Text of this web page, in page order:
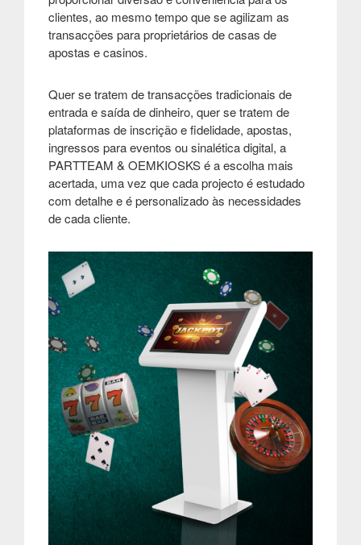
clientes, ao mesmo tempo que se agilizam as
transacções para proprietários de casas de
apostas e casinos.
Quer se tratem de transacções tradicionais de
entrada e saída de dinheiro, quer se tratem de
plataformas de inscrição e fidelidade, apostas,
ingressos para eventos ou sinalética digital, a
PARTTEAM & OEMKIOSKS é a escolha mais
acertada, uma vez que cada projecto é estudado
com detalhe e é personalizado às necessidades
de cada cliente.